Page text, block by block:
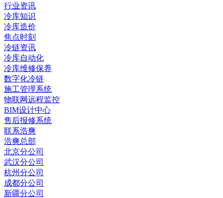
行业资讯
冷库知识
冷库造价
焦点时刻
冷链资讯
冷库自动化
冷库维修保养
数字化冷链
施工管理系统
物联网远程监控
BIM设计中心
售后报修系统
联系浩爽
浩爽总部
北京分公司
武汉分公司
杭州分公司
成都分公司
新疆分公司